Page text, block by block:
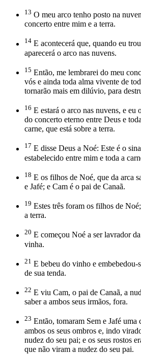
13 O meu arco tenho posto na
concerto entre mim e a terra.
14 E acontecerá que, quando eu
aparecerá o arco nas nuvens.
15 Então, me lembrarei do meu
vós e ainda toda alma vivente de
tornarão mais em dilúvio, para
16 E estará o arco nas nuvens, e eu
do concerto eterno entre Deus e
carne, que está sobre a terra.
17 E disse Deus a Noé: Este é o
estabelecido entre mim e toda a
18 E os filhos de Noé, que da arca
e Jafé; e Cam é o pai de Canaã.
19 Estes três foram os filhos de
a terra.
20 E começou Noé a ser lavrador
vinha.
21 E bebeu do vinho e embebedou-
de sua tenda.
22 E viu Cam, o pai de Canaã, a
saber a ambos seus irmãos, fora.
23 Então, tomaram Sem e Jafé uma
ambos os seus ombros e, indo
nudez do seu pai; e os seus rostos
que não viram a nudez do seu pai.